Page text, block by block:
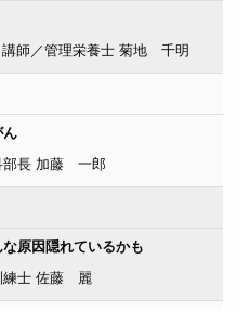
師／管理栄養士 菊地 千明
部長 加藤 一郎
原因隠れているかも
練士 佐藤 麗